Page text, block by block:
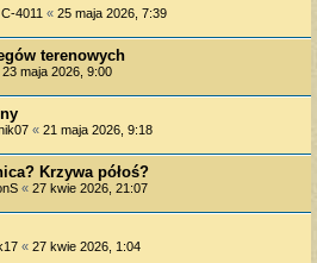
4011 « 25 maja 2026, 7:39
terenowych
23 maja 2026, 9:00
« 21 maja 2026, 9:18
Krzywa półoś?
« 27 kwie 2026, 21:07
« 27 kwie 2026, 1:04